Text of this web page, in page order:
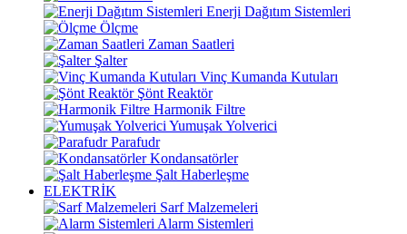
Enerji Dağıtım Sistemleri
Ölçme
Zaman Saatleri
Şalter
Vinç Kumanda Kutuları
Şönt Reaktör
Harmonik Filtre
Yumuşak Yolverici
Parafudr
Kondansatörler
Şalt Haberleşme
ELEKTRİK
Sarf Malzemeleri
Alarm Sistemleri